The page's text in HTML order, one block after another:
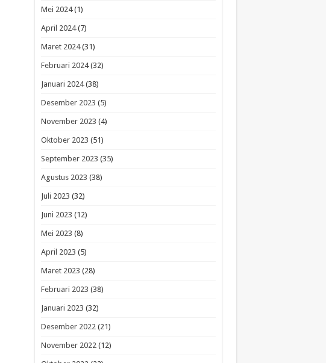
Mei 2024(1)
April 2024(7)
Maret 2024(31)
Februari 2024(32)
Januari 2024(38)
Desember 2023 (5)
November 2023 (4)
Oktober 2023 (51)
September 2023 (35)
Agustus 2023 (38)
Juli 2023 (32)
Juni 2023 (12)
Mei 2023 (8)
April 2023 (5)
Maret 2023 (28)
Februari 2023 (38)
Januari 2023 (32)
Desember 2022(21)
November 2022(12)